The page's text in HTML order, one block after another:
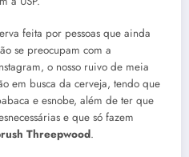
feita por pessoas que ainda
se preocupam com a
o nosso ruivo de meia
em busca da cerveja, tendo que
e esnobe, além de ter que
e que só fazem
Threepwood.